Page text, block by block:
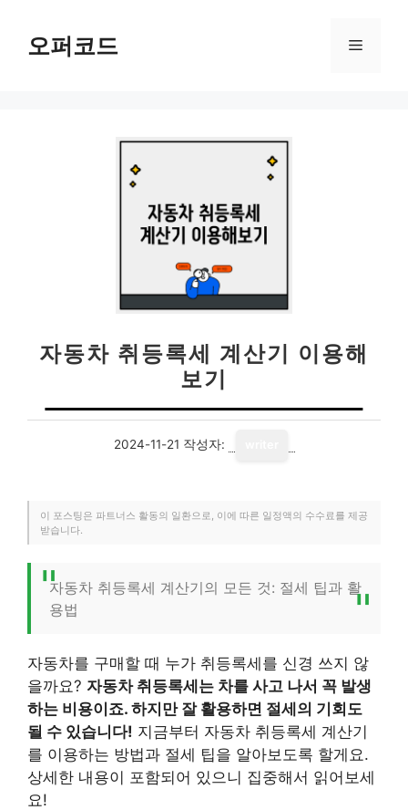
오퍼코드 메
자동차 취등록세 계산기 이용해
보기
2024-11-21 작성자:
이 포스팅은 파트너스 활동의 일환으로, 이에 따른 일정액의 수수료를 제공
받습니다.
자동차 취등록세 계산기의 모든 것: 절세 팁과 활
용법
자동차를 구매할 때 누가 취등록세를 신경 쓰지 않
을까요? 자동차 취등록세는 차를 사고 나서 꼭 발생
하는 비용이죠. 하지만 잘 활용하면 절세의 기회도
될 수 있습니다! 지금부터 자동차 취등록세 계산기
를 이용하는 방법과 절세 팁을 알아보도록 할게요.
상세한 내용이 포함되어 있으니 집중해서 읽어보세
요!